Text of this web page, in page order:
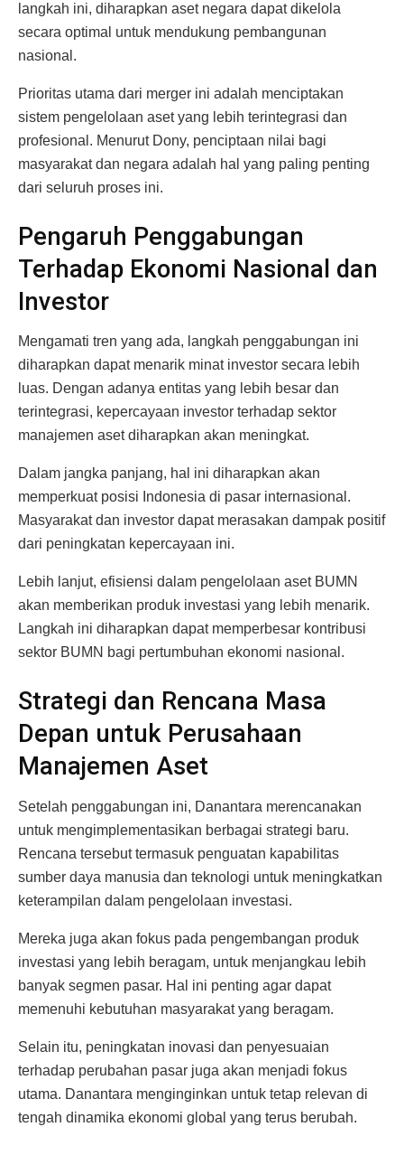
langkah ini, diharapkan aset negara dapat dikelola
secara optimal untuk mendukung pembangunan
nasional.
Prioritas utama dari merger ini adalah menciptakan
sistem pengelolaan aset yang lebih terintegrasi dan
profesional. Menurut Dony, penciptaan nilai bagi
masyarakat dan negara adalah hal yang paling penting
dari seluruh proses ini.
Pengaruh Penggabungan
Terhadap Ekonomi Nasional dan
Investor
Mengamati tren yang ada, langkah penggabungan ini
diharapkan dapat menarik minat investor secara lebih
luas. Dengan adanya entitas yang lebih besar dan
terintegrasi, kepercayaan investor terhadap sektor
manajemen aset diharapkan akan meningkat.
Dalam jangka panjang, hal ini diharapkan akan
memperkuat posisi Indonesia di pasar internasional.
Masyarakat dan investor dapat merasakan dampak positif
dari peningkatan kepercayaan ini.
Lebih lanjut, efisiensi dalam pengelolaan aset BUMN
akan memberikan produk investasi yang lebih menarik.
Langkah ini diharapkan dapat memperbesar kontribusi
sektor BUMN bagi pertumbuhan ekonomi nasional.
Strategi dan Rencana Masa
Depan untuk Perusahaan
Manajemen Aset
Setelah penggabungan ini, Danantara merencanakan
untuk mengimplementasikan berbagai strategi baru.
Rencana tersebut termasuk penguatan kapabilitas
sumber daya manusia dan teknologi untuk meningkatkan
keterampilan dalam pengelolaan investasi.
Mereka juga akan fokus pada pengembangan produk
investasi yang lebih beragam, untuk menjangkau lebih
banyak segmen pasar. Hal ini penting agar dapat
memenuhi kebutuhan masyarakat yang beragam.
Selain itu, peningkatan inovasi dan penyesuaian
terhadap perubahan pasar juga akan menjadi fokus
utama. Danantara menginginkan untuk tetap relevan di
tengah dinamika ekonomi global yang terus berubah.